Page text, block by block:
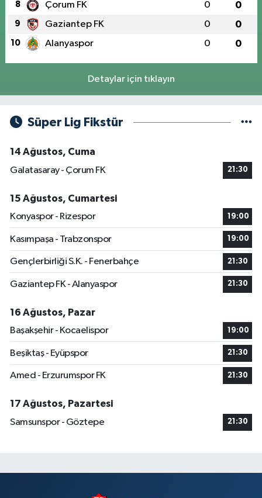
8 Çorum FK 0 0
9 Gaziantep FK 0 0
10 Alanyaspor 0 0
Detaylar için tıklayın
Süper Lig Fikstür
14 Ağustos, Cuma
Galatasaray - Çorum FK
21:30
15 Ağustos, Cumartesi
Konyaspor - Rizespor
19:00
Kasımpaşa - Trabzonspor 19:00
Gençlerbirliği S.K. - Fenerbahçe 21:30
Gaziantep FK - Alanyaspor 21:30
16 Ağustos, Pazar
Başakşehir - Kocaelispor
19:00
Beşiktaş - Eyüpspor 21:30
Amed - Erzurumspor FK 21:30
17 Ağustos, Pazartesi
Samsunspor - Göztepe
21:30